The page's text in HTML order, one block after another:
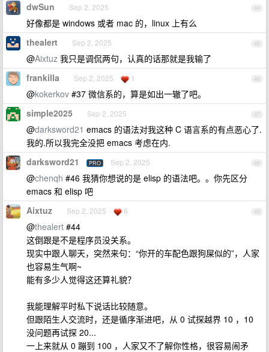
44
dwSun Sep 2, 2025
好像都是 windows 或者 mac 的，linux 上有么
45
thealert Sep 2, 2025
@Aixtuz 我只是调侃两句，认真的话那就是我输了
46
frankilla Sep 2, 2025 1
@kokerkov #37 微信系的，算是如出一辙了吧。
47
simple2025 Sep 2, 2025
@darksword21 emacs 的语法对我这种 C 语言系的有点恶心了.
我的.所以我完全没把 emacs 考虑在内.
48
darksword21 PRO Sep 2, 2025
@chenqh #46 我猜你想说的是 elisp 的语法吧。。你先区分
emacs 和 elisp 吧
49
Aixtuz Sep 2, 2025 6
@thealert #44
这倒跟是不是程序员没关系。
现实中跟人聊天，突然来句：“你开的车配色跟狗屎似的”，人家
也容易生气啊~
能有多少人觉得这还算礼貌？
我能理解平时私下说话比较随意。
但跟陌生人交流时，还是循序渐进吧，从 0 试探越界 10 ，10
没问题再试探 20...
一上来就从 0 蹦到 100 ，人家又不了解你性格，很容易闹矛